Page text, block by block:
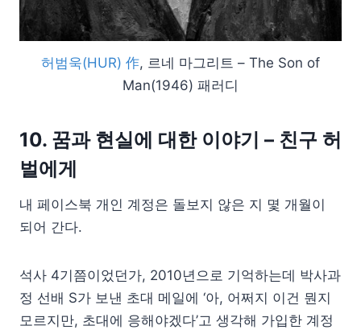
허범욱(HUR) 作, 르네 마그리트 – The Son of
Man(1946) 패러디
10. 꿈과 현실에 대한 이야기 – 친구 허
벌에게
내 페이스북 개인 계정은 돌보지 않은 지 몇 개월이
되어 간다.
석사 4기쯤이었던가, 2010년으로 기억하는데 박사과
정 선배 S가 보낸 초대 메일에 ‘아, 어쩌지 이건 뭔지
모르지만, 초대에 응해야겠다’고 생각해 가입한 계정